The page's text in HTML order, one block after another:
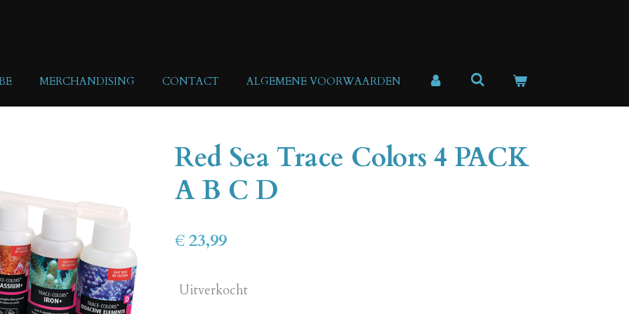
MERCHANDISING CONTACT ALGEMENE VOORWAARDEN
Red Sea Trace Colors 4 PACK
A B C D
€ 23,99
Uitverkocht